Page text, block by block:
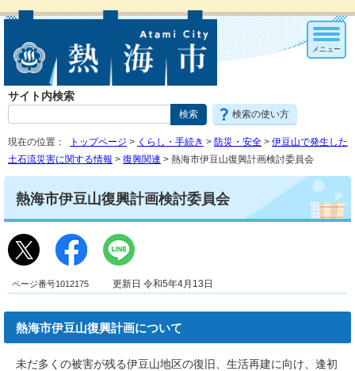
サイト内検索
検索の使い方
メニュー
現在の位置： トップページ > くらし・手続き > 防災・安全 > 伊豆山で発生した
土石流災害に関する情報 > 復興関連 > 熱海市伊豆山復興計画検討委員会
熱海市伊豆山復興計画検討委員会
ページ番号1012175 更新日 令和5年4月13日
熱海市伊豆山復興計画について
未だ多くの被害が残る伊豆山地区の復旧、生活再建に向け、逢初